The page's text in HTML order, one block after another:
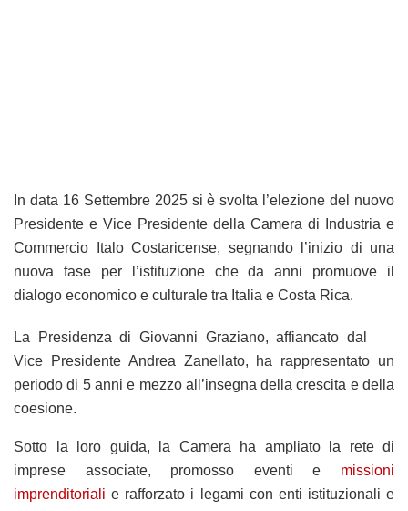
In data 16 Settembre 2025 si è svolta l’elezione del nuovo
Presidente e Vice Presidente della Camera di Industria e
Commercio Italo Costaricense, segnando l’inizio di una
nuova fase per l’istituzione che da anni promuove il
dialogo economico e culturale tra Italia e Costa Rica.
La Presidenza di Giovanni Graziano, affiancato dal
Vice Presidente Andrea Zanellato, ha rappresentato un
periodo di 5 anni e mezzo all’insegna della crescita e della
coesione.
Sotto la loro guida, la Camera ha ampliato la rete di
imprese associate, promosso eventi e missioni
imprenditoriali e rafforzato i legami con enti istituzionali e